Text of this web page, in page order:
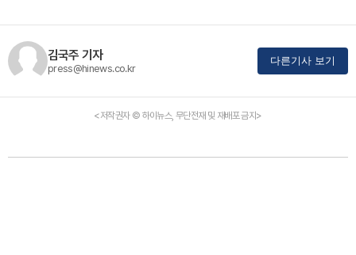
김국주 기자
press@hinews.co.kr
다른기사 보기
<저작권자 © 하이뉴스, 무단전재 및 재배포 금지>